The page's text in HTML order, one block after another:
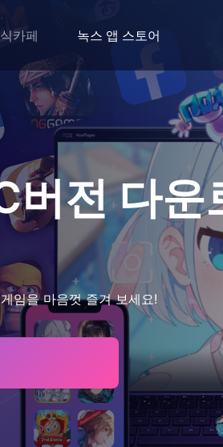
카페 녹스 앱 스토어
버전 다운
임을 마음껏 즐겨 보세요!